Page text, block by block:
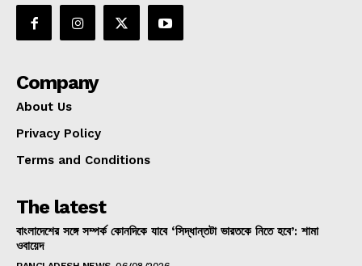
Company
About Us
Privacy Policy
Terms and Conditions
The latest
বাংলাদেশের সঙ্গে সম্পর্ক কোনদিকে যাবে ‘সিদ্ধান্তটা ভারতকে নিতে হবে’: শামা
ওবায়েদ